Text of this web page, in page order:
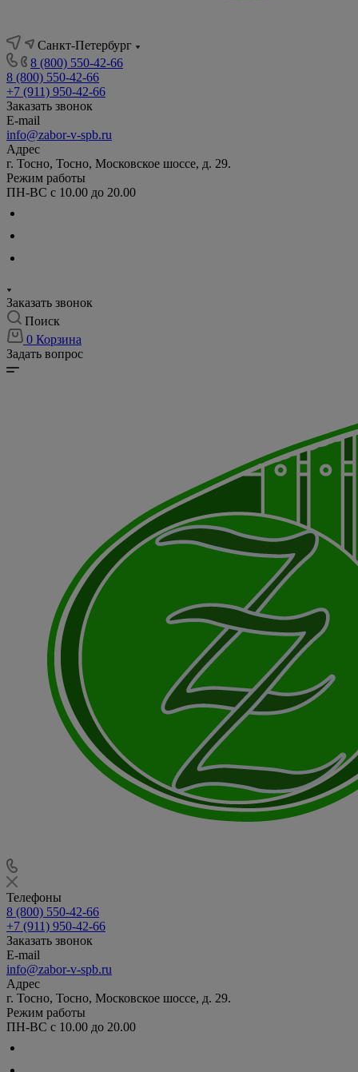
Санкт-Петербург
8 (800) 550-42-66
8 (800) 550-42-66
+7 (911) 950-42-66
Заказать звонок
E-mail
info@zabor-v-spb.ru
Адрес
г. Тосно, Тосно, Московское шоссе, д. 29.
Режим работы
ПН-ВС с 10.00 до 20.00
Заказать звонок
Поиск
0 Корзина
Задать вопрос
Телефоны
8 (800) 550-42-66
+7 (911) 950-42-66
Заказать звонок
E-mail
info@zabor-v-spb.ru
Адрес
г. Тосно, Тосно, Московское шоссе, д. 29.
Режим работы
ПН-ВС с 10.00 до 20.00